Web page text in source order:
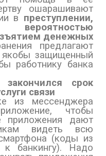
ошарашивают
в преступлении,
денежных
предлагают
якобы защищенный
работнику банка
закончился срок
связи
из мессенджера
чтобы
приложения дают
видеть всю
(коды из
банкингу). Надо